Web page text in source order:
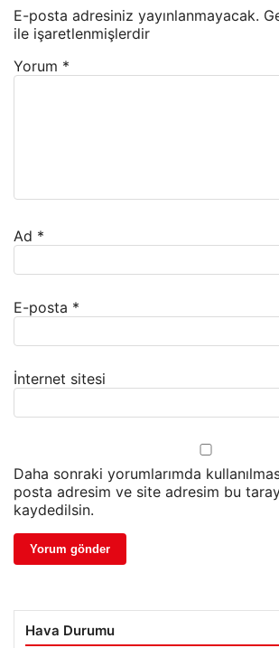
E-posta adresiniz yayınlanmayacak.
ile işaretlenmişlerdir
Yorum *
Ad *
E-posta *
İnternet sitesi
Daha sonraki yorumlarımda
posta adresim ve site adresim bu
kaydedilsin.
Hava Durumu